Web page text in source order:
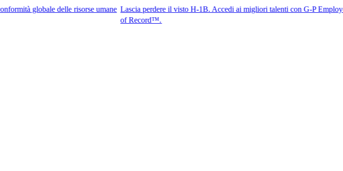
delle risorse umane Lascia perdere il visto H-1B. Accedi ai migliori talenti con G-P Employer
of Record™.​​